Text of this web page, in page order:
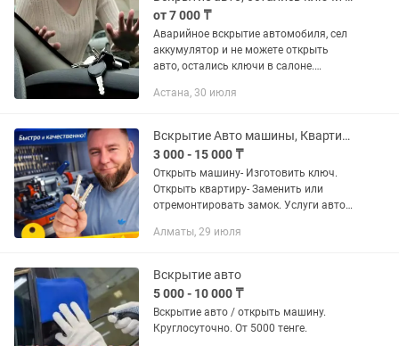
от 7 000 ₸
Аварийное вскрытие автомобиля, сел
аккумулятор и не можете открыть
авто, остались ключи в салоне.
оптимальный вариант вскрытия
Астана, 30 июля
Вскрытие Авто машины, Квартиры Аккуратно с гарантией быстро не дорого
3 000 - 15 000 ₸
Открыть машину- Изготовить ключ.
Открыть квартиру- Заменить или
отремонтировать замок. Услуги авто
диагностика, ремонт и установка авто
всем...
Алматы, 29 июля
Вскрытие авто
5 000 - 10 000 ₸
Вскрытие авто / открыть машину.
Круглосуточно. От 5000 тенге.